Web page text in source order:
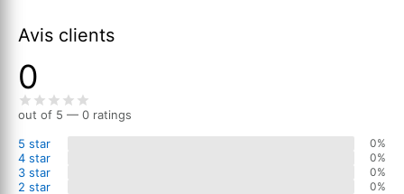
Avis clients
0
out of 5 — 0 ratings
5 star
0%
4 star 0%
3 star 0%
2 star 0%